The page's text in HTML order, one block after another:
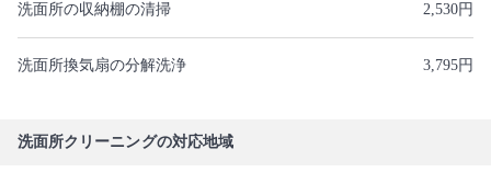
洗面所の収納棚の清掃 2,530円
洗面所換気扇の分解洗浄 3,795円
洗面所クリーニングの対応地域